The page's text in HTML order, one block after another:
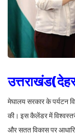
मेघालय सरकार के पर्यटन
की। इस कैलेंडर में
और सतत विकास पर